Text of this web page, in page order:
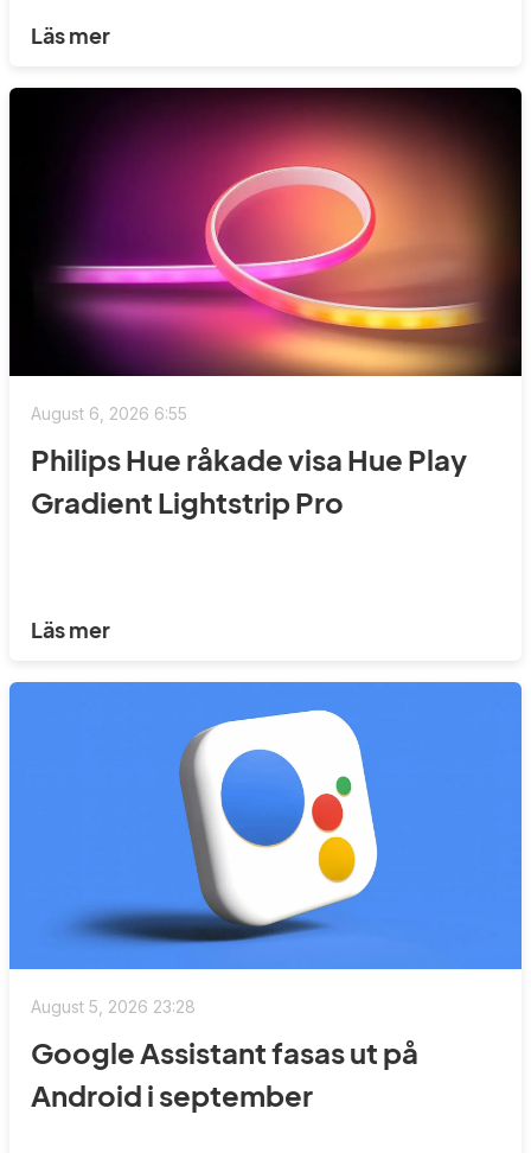
Läs mer
August 6, 2026 6:55
Philips Hue råkade visa Hue Play
Gradient Lightstrip Pro
Läs mer
August 5, 2026 23:28
Google Assistant fasas ut på
Android i september